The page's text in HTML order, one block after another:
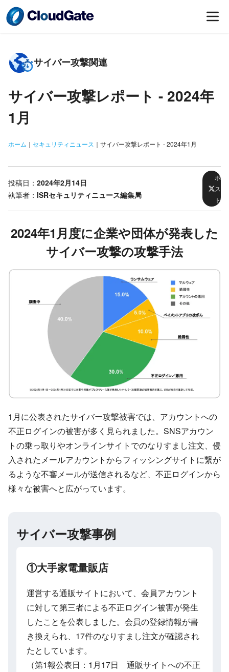
サイバー攻撃関連
サイバー攻撃レポート - 2024年
1月
ホーム ｜ セキュリティニュース ｜ サイバー攻撃レポート - 2024年1月
投稿日： 2024年2月14日
執筆者： ISRセキュリティニュース編集局
ポ
ス
ト
2024年1月度に企業や団体が発表した
サイバー攻撃の攻撃手法
1月に公表されたサイバー攻撃被害では、アカウントへの
不正ログインの被害が多く見られました。SNSアカウン
トの乗っ取りやオンラインサイトでのなりすまし注文、侵
入されたメールアカウントからフィッシングサイトに繋が
るような不審メールが送信されるなど、不正ログインから
様々な被害へと広がっています。
サイバー攻撃事例
①大手家電量販店
運営する通販サイトにおいて、会員アカウント
に対して第三者による不正ログイン被害が発生
したことを公表しました。会員の登録情報が書
き換えられ、17件のなりすまし注文が確認され
たとしています。
（第1報公表日：1月17日 通販サイトへの不正